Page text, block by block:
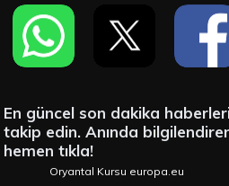
En güncel son dakika
takip edin. Anında
hemen tıkla!
Oryantal Kursu europa.eu